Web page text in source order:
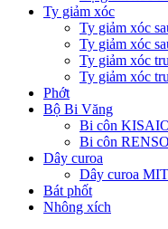
Ty giảm xóc
Ty giảm xóc
Ty giảm xóc
Ty giảm xóc
Ty giảm xóc
Phớt
Bộ Bi Văng
Bi côn
Bi côn RENSO
Dây curoa
Dây curoa
Bát phốt
Nhông xích